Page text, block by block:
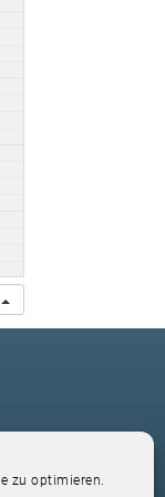
zu optimieren.